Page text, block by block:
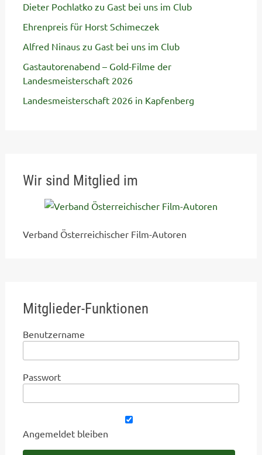
Dieter Pochlatko zu Gast bei uns im Club
Ehrenpreis für Horst Schimeczek
Alfred Ninaus zu Gast bei uns im Club
Gastautorenabend – Gold-Filme der
Landesmeisterschaft 2026
Landesmeisterschaft 2026 in Kapfenberg
Wir sind Mitglied im
Verband Österreichischer Film-Autoren
Mitglieder-Funktionen
Benutzername
Passwort
Angemeldet bleiben